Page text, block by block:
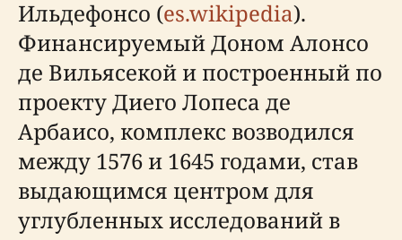
Ильдефонсо (es.wikipedia).
Финансируемый Доном Алонсо
де Вильясекой и построенный по
проекту Диего Лопеса де
Арбаисо, комплекс возводился
между 1576 и 1645 годами, став
выдающимся центром для
углубленных исследований в